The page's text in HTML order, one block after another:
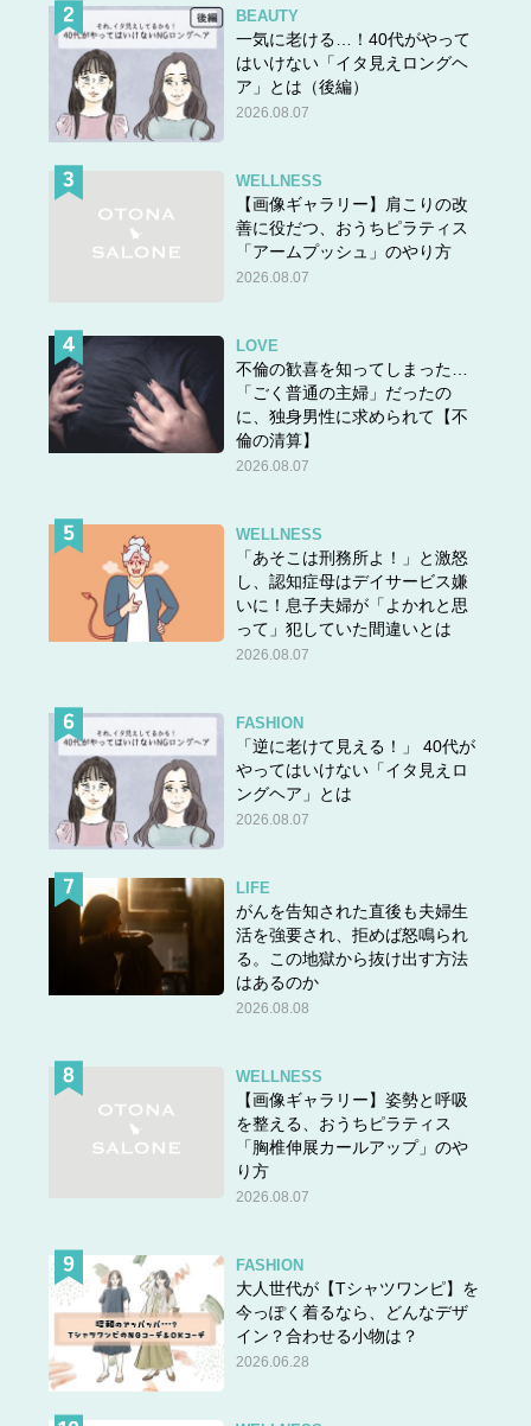
BEAUTY
一気に老ける…！40代がやって
はいけない「イタ見えロングヘ
ア」とは（後編）
2026.08.07
WELLNESS
【画像ギャラリー】肩こりの改
善に役だつ、おうちピラティス
「アームプッシュ」のやり方
2026.08.07
LOVE
不倫の歓喜を知ってしまった…
「ごく普通の主婦」だったの
に、独身男性に求められて【不
倫の清算】
2026.08.07
WELLNESS
「あそこは刑務所よ！」と激怒
し、認知症母はデイサービス嫌
いに！息子夫婦が「よかれと思
って」犯していた間違いとは
2026.08.07
FASHION
「逆に老けて見える！」 40代が
やってはいけない「イタ見えロ
ングヘア」とは
2026.08.07
LIFE
がんを告知された直後も夫婦生
活を強要され、拒めば怒鳴られ
る。この地獄から抜け出す方法
はあるのか
2026.08.08
WELLNESS
【画像ギャラリー】姿勢と呼吸
を整える、おうちピラティス
「胸椎伸展カールアップ」のや
り方
2026.08.07
FASHION
大人世代が【Tシャツワンピ】を
今っぽく着るなら、どんなデザ
イン？合わせる小物は？
2026.06.28